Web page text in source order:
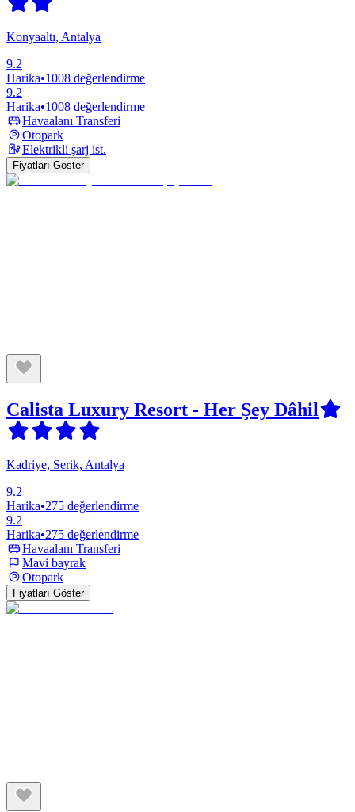
Konyaaltı, Antalya
9.2
Harika•1008 değerlendirme
9.2
Harika•1008 değerlendirme
Havaalanı Transferi
Otopark
Elektrikli şarj ist.
Fiyatları Göster
Calista Luxury Resort - Her Şey Dâhil
Kadriye, Serik, Antalya
9.2
Harika•275 değerlendirme
9.2
Harika•275 değerlendirme
Havaalanı Transferi
Mavi bayrak
Otopark
Fiyatları Göster